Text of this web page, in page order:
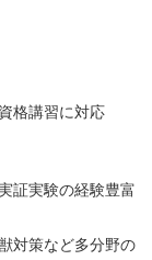
格講習に対応
証実験の経験豊富
対策など多分野の